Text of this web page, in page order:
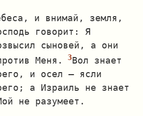
и внимай, земля,
говорит: Я
сыновей, а они
Меня.
Вол знает
и осел — ясли
а Израиль не знает
не разумеет.